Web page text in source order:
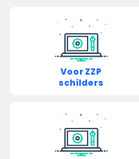
Voor ZZP
schilders